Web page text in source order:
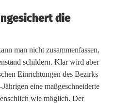
die
man nicht zusammenfassen,
schildern. Klar wird aber
Einrichtungen des Bezirks
eine maßgeschneiderte
wie möglich. Der